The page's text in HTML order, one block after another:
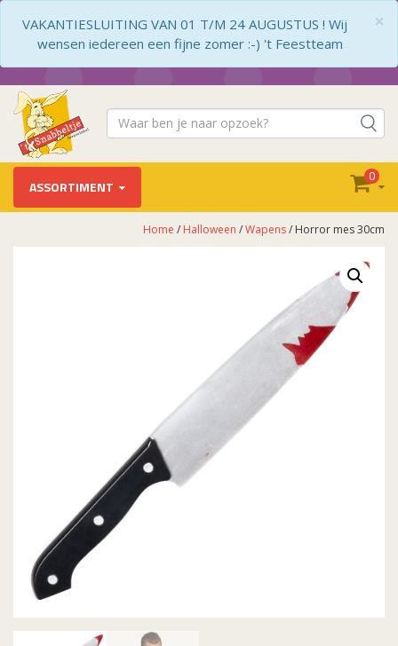
×
VAKANTIESLUITING VAN 01 T/M 24 AUGUSTUS ! Wij
wensen iedereen een fijne zomer :-) 't Feestteam
ASSORTIMENT
0
Home / Halloween /Wapens/ Horror mes 30cm